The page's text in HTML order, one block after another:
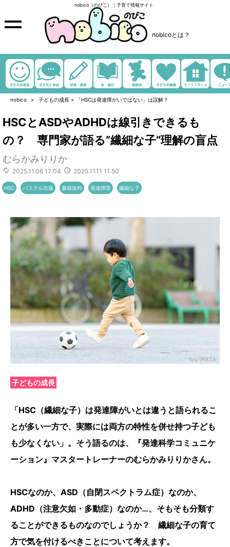
nobico（のびこ）｜子育て情報サイト
nobicoとは？
nobico 子どもの成長 > 「HSCは発達障がいではない」は誤解？
HSCとASDやADHDは線引きできるも
の？ 専門家が語る”繊細な子“理解の盲点
むらかみりりか
2025.11.06 17:04 2025.11.11 11:50
HSC パステル出版 書籍抜粋 発達障害 繊細な子
子どもの成長
「HSC（繊細な子）は発達障がいとは違うと語られるこ
とが多い一方で、実際には両方の特性を併せ持つ子ども
も少なくない」。そう語るのは、『発達科学コミュニケ
ーション』マスタートレーナーのむらかみりりかさん。
HSCなのか、ASD（自閉スペクトラム症）なのか、
ADHD（注意欠如・多動症）なのか…、そもそも分類す
ることができるものなのでしょうか？ 繊細な子の育て
方で気を付けるべきことについて考えます。